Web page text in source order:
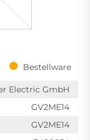
Bestellware
Electric GmbH
GV2ME14
GV2ME14